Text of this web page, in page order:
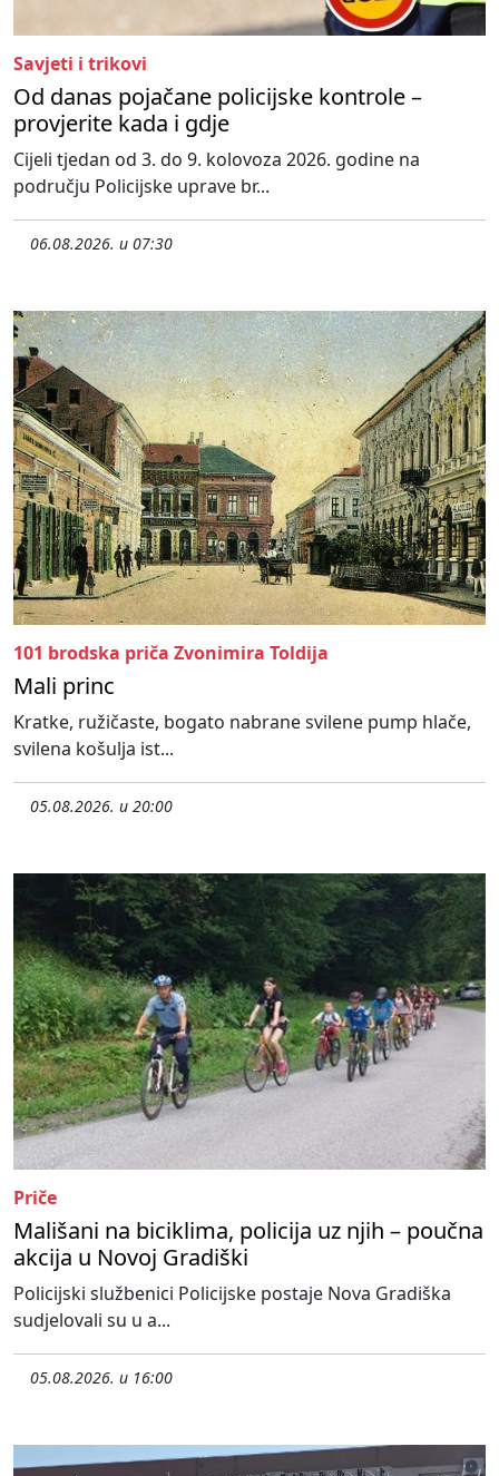
Savjeti i trikovi
Od danas pojačane policijske kontrole –
provjerite kada i gdje
Cijeli tjedan od 3. do 9. kolovoza 2026. godine na
području Policijske uprave br...
06.08.2026. u 07:30
101 brodska priča Zvonimira Toldija
Mali princ
Kratke, ružičaste, bogato nabrane svilene pump hlače,
svilena košulja ist...
05.08.2026. u 20:00
Priče
Mališani na biciklima, policija uz njih – poučna
akcija u Novoj Gradiški
Policijski službenici Policijske postaje Nova Gradiška
sudjelovali su u a...
05.08.2026. u 16:00